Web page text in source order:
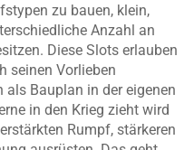
zu bauen, klein,
Anzahl an
Diese Slots erlauben
seinen Vorlieben
Bauplan in der eigenen
in den Krieg zieht wird
Rumpf, stärkeren